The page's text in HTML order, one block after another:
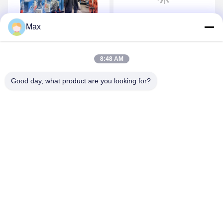
ভিডিও
স্ট্র্যান্ড পে অফ স্ট্যান্ডের জন্য ক্যাবল
সেরা দাম পান
ক্যাবল উত্পাদন মেশিন শেষ শ্যাফ্ট পে
সেরা দাম পান
Max
8:48 AM
Good day, what product are you looking for?